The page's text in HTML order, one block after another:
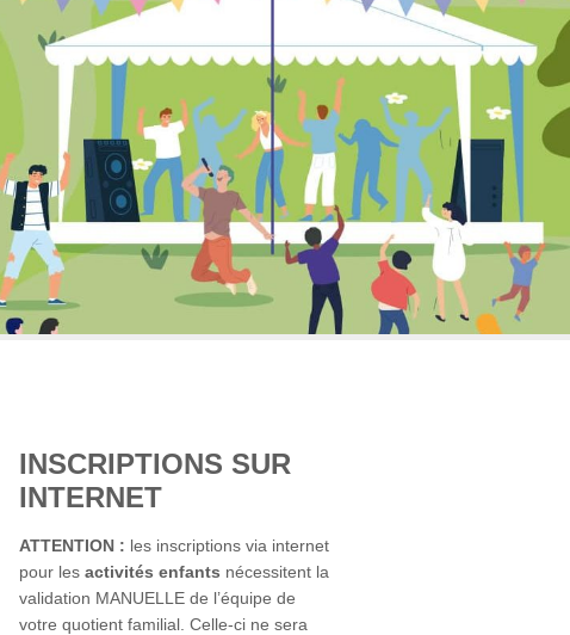
INSCRIPTIONS SUR
INTERNET
ATTENTION : les inscriptions via internet
pour les activités enfants nécessitent la
validation MANUELLE de l’équipe de
votre quotient familial. Celle-ci ne sera